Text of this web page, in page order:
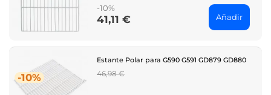
-10%
Price
41,11 € Añadir
-10%
Estante Polar para G590 G591 GD879 GD880
Regular
46,98 €